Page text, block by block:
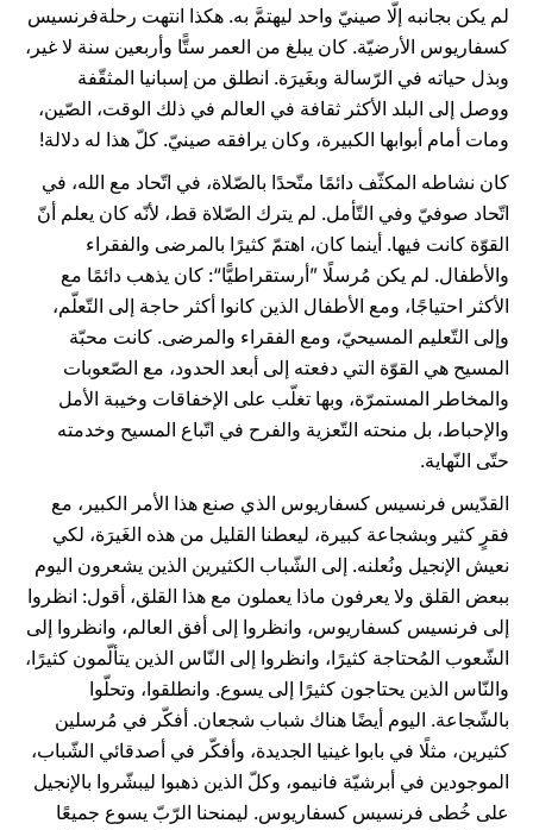
لم يكن بجانبه إلّا صينيّ واحد ليهتمَّ به. هكذا انتهت رحلةفرنسيس
كسفاريوس الأرضيّة. كان يبلغ من العمر ستًّا وأربعين سنة لا غير،
وبذل حياته في الرّسالة وبغَيرَة. انطلق من إسبانيا المثقّفة
ووصل إلى البلد الأكثر ثقافة في العالم في ذلك الوقت، الصّين،
ومات أمام أبوابها الكبيرة، وكان يرافقه صينيّ. كلّ هذا له دلالة!
كان نشاطه المكثّف دائمًا متّحدًا بالصّلاة، في اتّحاد مع الله، في
اتّحاد صوفيّ وفي التّأمل. لم يترك الصّلاة قط، لأنّه كان يعلم أنّ
القوّة كانت فيها. أينما كان، اهتمّ كثيرًا بالمرضى والفقراء
والأطفال. لم يكن مُرسلًا ”أرستقراطيًّا“: كان يذهب دائمًا مع
الأكثر احتياجًا، ومع الأطفال الذين كانوا أكثر حاجة إلى التّعلّم،
وإلى التّعليم المسيحيّ، ومع الفقراء والمرضى. كانت محبّة
المسيح هي القوّة التي دفعته إلى أبعد الحدود، مع الصّعوبات
والمخاطر المستمرّة، وبها تغلّب على الإخفاقات وخيبة الأمل
والإحباط، بل منحته التّعزية والفرح في اتّباع المسيح وخدمته
حتّى النّهاية.
القدّيس فرنسيس كسفاريوس الذي صنع هذا الأمر الكبير، مع
فقرٍ كثير وبشجاعة كبيرة، ليعطنا القليل من هذه الغَيرَة، لكي
نعيش الإنجيل ونُعلنه. إلى الشّباب الكثيرين الذين يشعرون اليوم
ببعض القلق ولا يعرفون ماذا يعملون مع هذا القلق، أقول: انظروا
إلى فرنسيس كسفاريوس، وانظروا إلى أفق العالم، وانظروا إلى
الشّعوب المُحتاجة كثيرًا، وانظروا إلى النّاس الذين يتألّمون كثيرًا،
والنّاس الذين يحتاجون كثيرًا إلى يسوع. وانطلقوا، وتحلّوا
بالشّجاعة. اليوم أيضًا هناك شباب شجعان. أفكّر في مُرسلين
كثيرين، مثلًا في بابوا غينيا الجديدة، وأفكّر في أصدقائي الشّباب،
الموجودين في أبرشيّة فانيمو، وكلّ الذين ذهبوا ليبشّروا بالإنجيل
على خُطى فرنسيس كسفاريوس. ليمنحنا الرّبّ يسوع جميعًا